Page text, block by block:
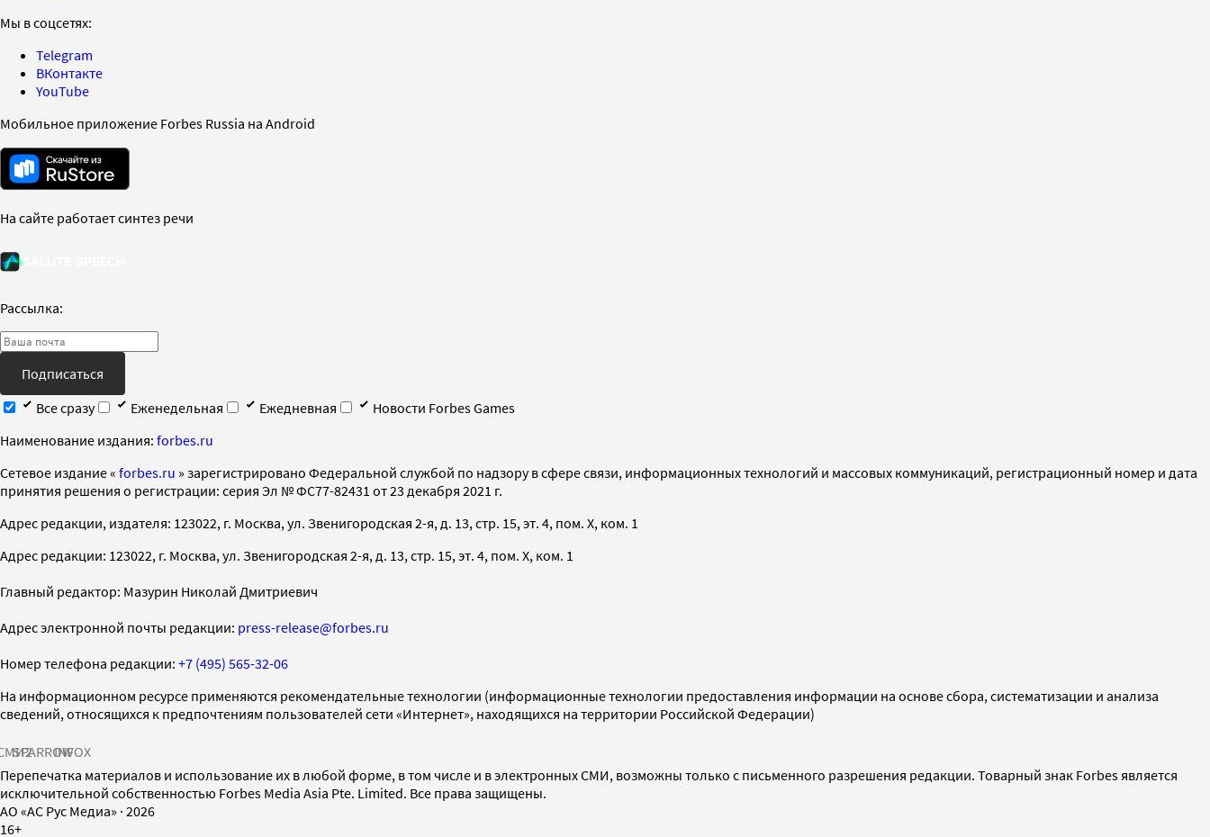
Мы в соцсетях:
Telegram
ВКонтакте
YouTube
Мобильное приложение Forbes Russia на Android
На сайте работает синтез речи
Рассылка:
Подписаться
Все сразу
Еженедельная Ежедневная
Новости Forbes Games
Наименование издания: forbes.ru
Cетевое издание « forbes.ru » зарегистрировано Федеральной службой по надзору в сфере связи, информационных технологий и массовых коммуникаций, регистрационный номер и дата
принятия решения о регистрации: серия Эл № ФС77-82431 от 23 декабря 2021 г.
Адрес редакции, издателя: 123022, г. Москва, ул. Звенигородская 2-я, д. 13, стр. 15, эт. 4, пом. X, ком. 1
Адрес редакции: 123022, г. Москва, ул. Звенигородская 2-я, д. 13, стр. 15, эт. 4, пом. X, ком. 1
Главный редактор: Мазурин Николай Дмитриевич
Адрес электронной почты редакции: press-release@forbes.ru
Номер телефона редакции: +7 (495) 565-32-06
На информационном ресурсе применяются рекомендательные технологии (информационные технологии предоставления информации на основе сбора, систематизации и анализа
сведений, относящихся к предпочтениям пользователей сети «Интернет», находящихся на территории Российской Федерации)
SPARROWINFOX
Перепечатка материалов и использование их в любой форме, в том числе и в электронных СМИ, возможны только с письменного разрешения редакции. Товарный знак Forbes является
исключительной собственностью Forbes Media Asia Pte. Limited. Все права защищены.
AO «АС Рус Медиа» · 2026
16+